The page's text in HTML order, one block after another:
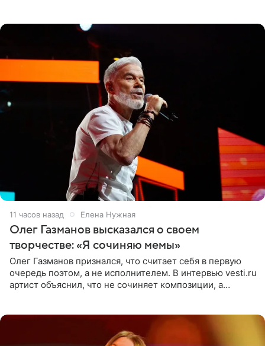
11 часов назад Елена Нужная
Олег Газманов высказался о своем
творчестве: «Я сочиняю мемы»
Олег Газманов признался, что считает себя в первую
очередь поэтом, а не исполнителем. В интервью vesti.ru
артист объяснил, что не сочиняет композиции, а